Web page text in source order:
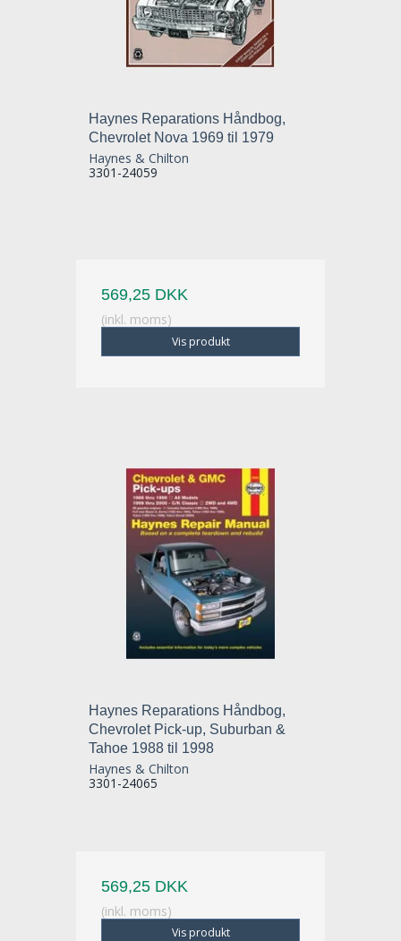
Haynes Reparations Håndbog,
Chevrolet Nova 1969 til 1979
Haynes & Chilton
3301-24059
569,25 DKK
(inkl. moms)
Vis produkt
Haynes Reparations Håndbog,
Chevrolet Pick-up, Suburban &
Tahoe 1988 til 1998
Haynes & Chilton
3301-24065
569,25 DKK
(inkl. moms)
Vis produkt